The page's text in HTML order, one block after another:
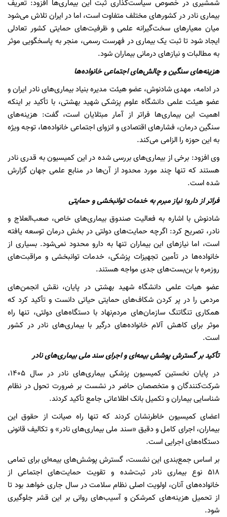
شمشیری در خصوص سیاست‌گذاری ثبت این بیماری‌ها افزود: تعریف
بیماری نادر در کشورهای مختلف متفاوت است، اما در ایران تلاش می‌شود
میان معیارهای سخت‌گیرانه علمی و ظرفیت‌های حمایتی کشور تعادلی
ایجاد شود تا ثبت یک بیماری در فهرست رسمی، منجر به پاسخگویی موثر
به مطالبات و نیازهای درمانی بیماران شود.
هزینه‌های سنگین و چالش‌های اجتماعی خانواده‌ها
در ادامه، مهدی شادنوش، عضو هیئت مدیره بنیاد بیماری‌های نادر ایران و
عضو هیئت علمی دانشگاه علوم پزشکی شهید بهشتی، با تأکید بر اینکه
اهمیت این بیماری‌ها فراتر از آمار مبتلایان است، گفت: هزینه‌های
سنگین درمان، فشارهای اقتصادی و انزوای اجتماعی خانواده‌ها، توجه ویژه
به این حوزه را الزامی می‌کند.
وی افزود: برخی از بیماری‌های بررسی شده در این کمیسیون به قدری نادر
هستند که تنها چند مورد محدود از آن‌ها در منابع علمی جهان گزارش
شده است.
فراتر از دارو؛ نیاز مبرم به خدمات توانبخشی و حمایتی
شادنوش با اشاره به فعالیت صندوق بیماری‌های خاص، صعب‌العلاج و
نادر، تصریح کرد: اگرچه حمایت‌های دولتی در بخش درمان توسعه یافته
است، اما نیازهای این بیماران تنها به دارو محدود نمی‌شود. بسیاری از
خانواده‌ها در تأمین تجهیزات پزشکی، خدمات توانبخشی و مراقبت‌های
روزمره با بن‌بست‌های جدی مواجه هستند.
عضو هیات علمی دانشگاه شهید بهشتی در پایان، نقش انجمن‌های
مردمی را در پر کردن شکاف‌های حمایتی حیاتی دانست و تأکید کرد که
همکاری تنگاتنگ سازمان‌های مردم‌نهاد با دستگاه‌های دولتی، تنها راه
موثر برای کاهش آلام خانواده‌های درگیر با بیماری‌های نادر در کشور
است.
تأکید بر گسترش پوشش بیمه‌ای و اجرای سند ملی بیماری‌های نادر
در پایان نخستین کمیسیون پزشکی بیماری‌های نادر در سال ۱۴۰۵،
شرکت‌کنندگان و متخصصان حاضر در نشست بر ضرورت تحول در نظام
شناسایی بیماران و تکمیل بانک اطلاعاتی جامع تأکید کردند.
اعضای کمیسیون خاطرنشان کردند که تنها راه صیانت از حقوق این
بیماران، اجرای کامل و دقیق «سند ملی بیماری‌های نادر» و تکالیف قانونی
دستگاه‌های اجرایی است.
بر اساس جمع‌بندی این نشست، گسترش پوشش‌های بیمه‌ای برای تمامی
۵۱۸ نوع بیماری نادر ثبت‌شده و تقویت حمایت‌های اجتماعی از
خانواده‌های آنان، اولویت اصلی نظام سلامت در سال جاری خواهد بود تا
از تحمیل هزینه‌های کمرشکن و آسیب‌های روانی بر این قشر جلوگیری
شود.